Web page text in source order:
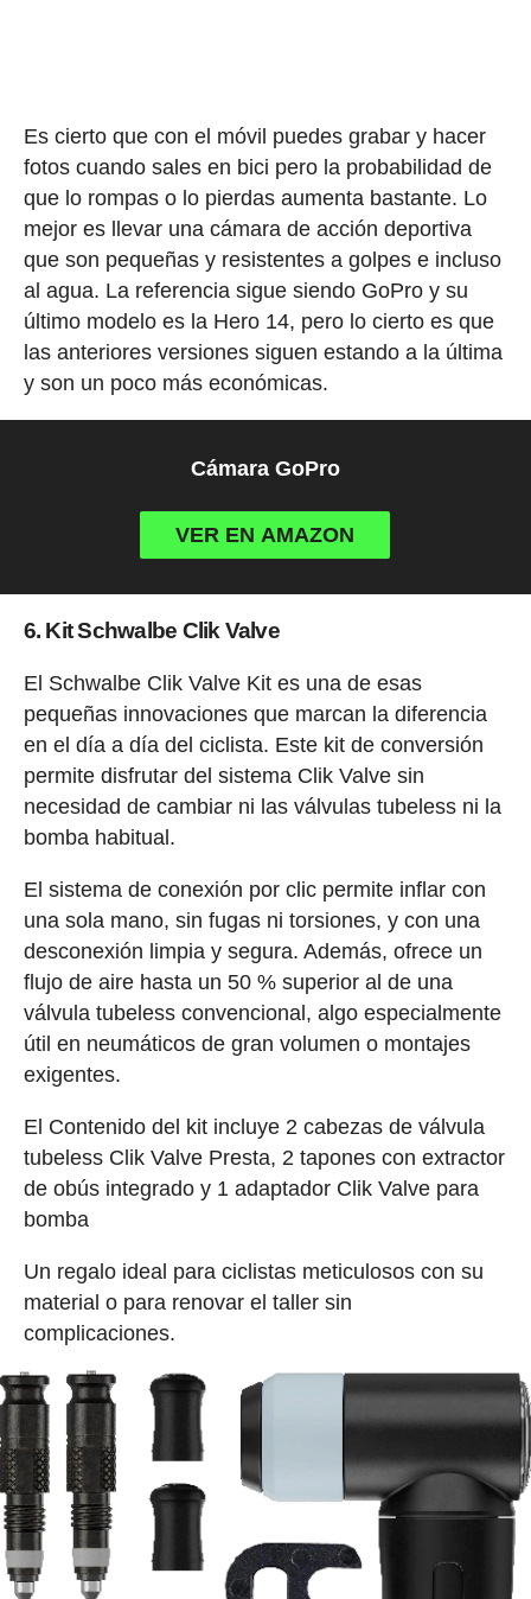
Es cierto que con el móvil puedes grabar y hacer
fotos cuando sales en bici pero la probabilidad de
que lo rompas o lo pierdas aumenta bastante. Lo
mejor es llevar una cámara de acción deportiva
que son pequeñas y resistentes a golpes e incluso
al agua. La referencia sigue siendo GoPro y su
último modelo es la Hero 14, pero lo cierto es que
las anteriores versiones siguen estando a la última
y son un poco más económicas.
Cámara GoPro
VER EN AMAZON
6. Kit Schwalbe Clik Valve
El Schwalbe Clik Valve Kit es una de esas
pequeñas innovaciones que marcan la diferencia
en el día a día del ciclista. Este kit de conversión
permite disfrutar del sistema Clik Valve sin
necesidad de cambiar ni las válvulas tubeless ni la
bomba habitual.
El sistema de conexión por clic permite inflar con
una sola mano, sin fugas ni torsiones, y con una
desconexión limpia y segura. Además, ofrece un
flujo de aire hasta un 50 % superior al de una
válvula tubeless convencional, algo especialmente
útil en neumáticos de gran volumen o montajes
exigentes.
El Contenido del kit incluye 2 cabezas de válvula
tubeless Clik Valve Presta, 2 tapones con extractor
de obús integrado y 1 adaptador Clik Valve para
bomba
Un regalo ideal para ciclistas meticulosos con su
material o para renovar el taller sin
complicaciones.